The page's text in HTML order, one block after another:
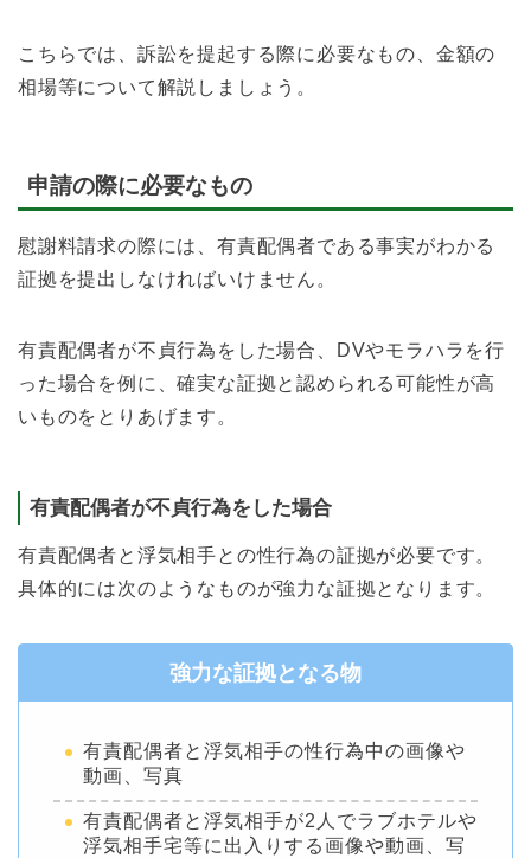
こちらでは、訴訟を提起する際に必要なもの、金額の
相場等について解説しましょう。
申請の際に必要なもの
慰謝料請求の際には、有責配偶者である事実がわかる
証拠を提出しなければいけません。
有責配偶者が不貞行為をした場合、DVやモラハラを行
った場合を例に、確実な証拠と認められる可能性が高
いものをとりあげます。
有責配偶者が不貞行為をした場合
有責配偶者と浮気相手との性行為の証拠が必要です。
具体的には次のようなものが強力な証拠となります。
強力な証拠となる物
有責配偶者と浮気相手の性行為中の画像や
動画、写真
有責配偶者と浮気相手が2人でラブホテルや
浮気相手宅等に出入りする画像や動画、写